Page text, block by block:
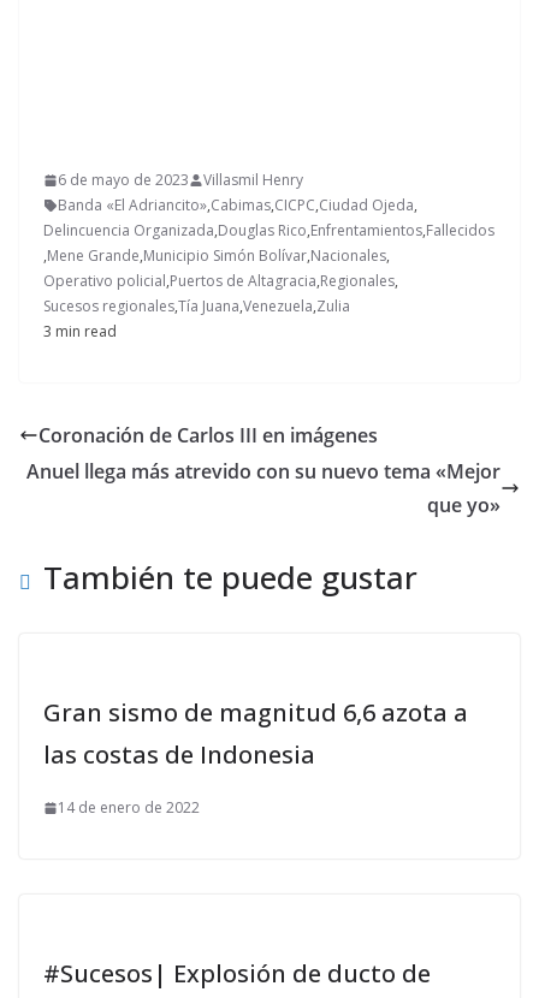
6 de mayo de 2023
Villasmil Henry
Banda «El Adriancito»,Cabimas,CICPC,Ciudad Ojeda,
Delincuencia Organizada,Douglas Rico,Enfrentamientos,Fallecidos
,Mene Grande,Municipio Simón Bolívar,Nacionales,
Operativo policial,Puertos de Altagracia,Regionales,
Sucesos regionales,Tía Juana,Venezuela,Zulia
3 min read
Coronación de Carlos III en imágenes
Anuel llega más atrevido con su nuevo tema «Mejor
que yo»
También te puede gustar
Gran sismo de magnitud 6,6 azota a
las costas de Indonesia
14 de enero de 2022
#Sucesos| Explosión de ducto de